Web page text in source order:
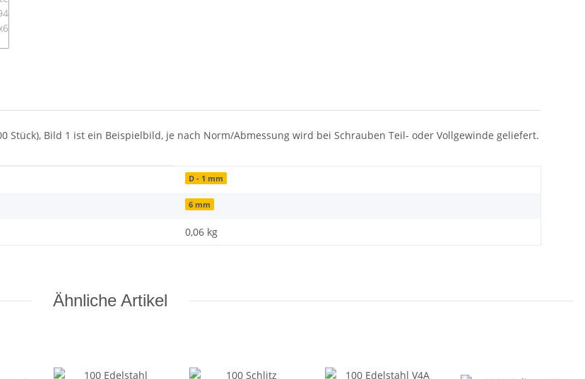
Stück), Bild 1 ist ein Beispielbild, je nach Norm/Abmessung wird bei Schrauben Teil- oder Vollgewinde geliefert.
D - 1 mm
6 mm
0,06 kg
Ähnliche Artikel